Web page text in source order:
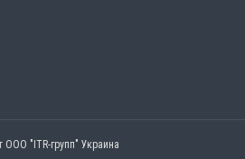
"ITR-групп" Украина